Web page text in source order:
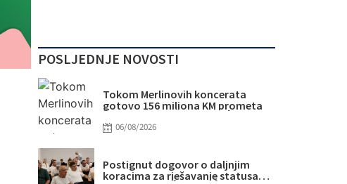
POSLJEDNJE NOVOSTI
Tokom Merlinovih koncerata
gotovo 156 miliona KM prometa
06/08/2026
Postignut dogovor o daljnjim
koracima za rješavanje statusa